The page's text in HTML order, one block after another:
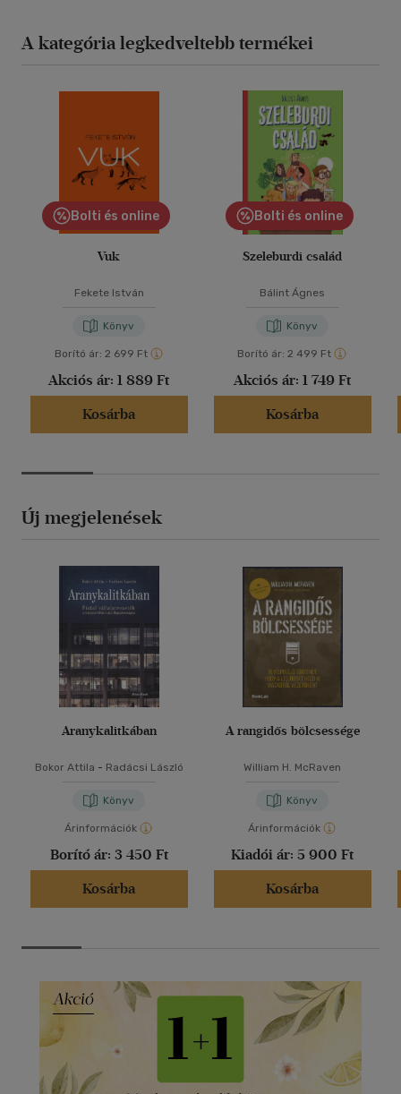
A kategória legkedveltebb termékei
Bolti és online
Vuk
Fekete István
Könyv
Borító ár: 2 699 Ft
Akciós ár: 1 889 Ft
Kosárba
Bolti és online
Szeleburdi család
Bálint Ágnes
Könyv
Borító ár: 2 499 Ft
Akciós ár: 1 749 Ft
Kosárba
Új megjelenések
Aranykalitkában
Bokor Attila - Radácsi László
Könyv
Árinformációk
Borító ár: 3 450 Ft
Kosárba
A rangidős bölcsessége
William H. McRaven
Könyv
Árinformációk
Kiadói ár: 5 900 Ft
Kosárba